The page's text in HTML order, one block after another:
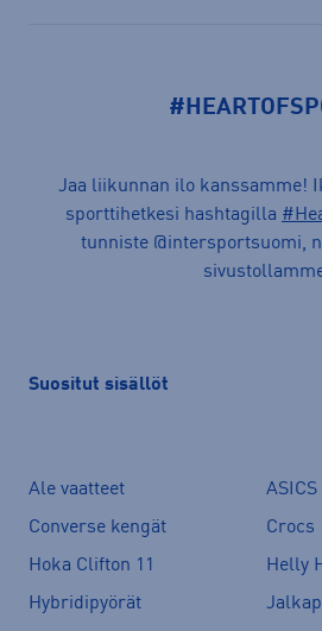
Jaa liikunnan ilo kanssamme!
sporttihetkesi hashtagilla
tunniste @intersportsuomi,
Suositut sisällöt
Ale vaatteet
Converse kengät
Crocs
Hoka Clifton 11
Helly
Hybridipyörät